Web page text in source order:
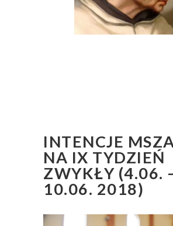
INTENCJE
NA IX TYDZIEŃ
ZWYKŁY (4.06.
10.06. 2018)